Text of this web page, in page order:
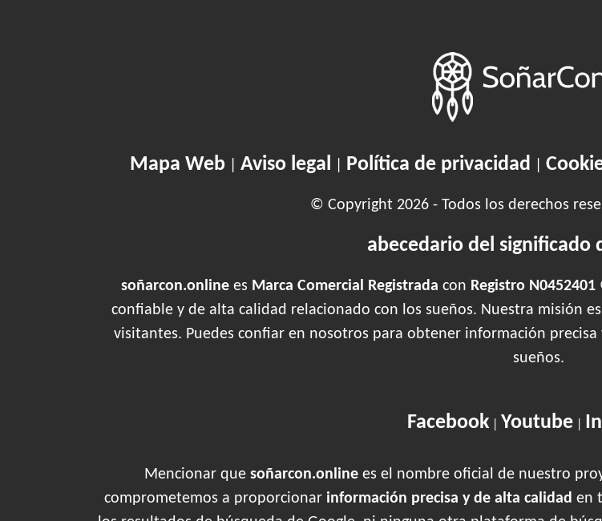
Mapa Web| Aviso legal Política de privacidad
© Copyright 2026 - Todos los derechos
abecedario del significado
soñarcon.onlinees Marca Comercial Registrada con Registro
confiable y de alta calidad relacionado con los sueños. Nuestra misión
visitantes. Puedes confiar en nosotros para obtener información
sueños.
Facebook| Youtube|
Mencionar que soñarcon.onlinees el nombre oficial de nuestro
comprometemos a proporcionar información precisa y de alta calidad en